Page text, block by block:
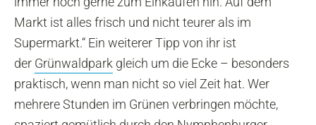
Markt ist alles frisch und nicht teurer als im
Supermarkt.“ Ein weiterer Tipp von ihr ist
der Grünwaldpark gleich um die Ecke – besonders
praktisch, wenn man nicht so viel Zeit hat. Wer
mehrere Stunden im Grünen verbringen möchte,